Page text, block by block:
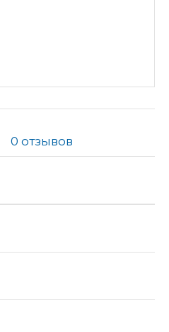
0 отзывов